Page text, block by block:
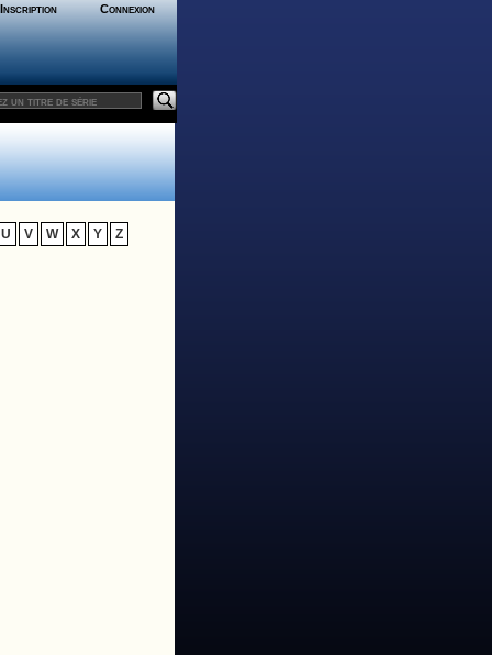
Inscription Connexion
U V W X Y Z